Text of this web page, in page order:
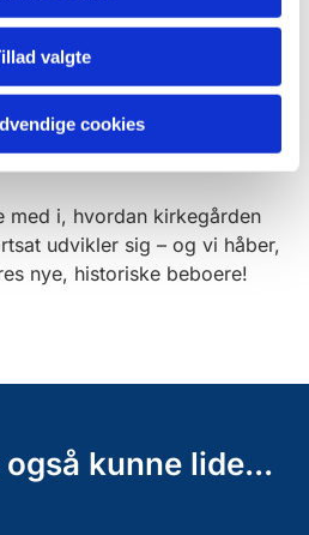
valgte
cookies
står endnu urørte og får lov
pragt lidt endnu. Hvornår
ikoner, afhænger af
projekter. Indtil
og sognegården
i, hvordan kirkegården
udvikler sig – og vi håber,
nye, historiske beboere!
kunne lide...